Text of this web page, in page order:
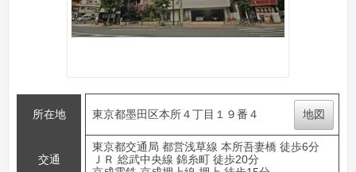
所在地 東京都墨田区本所４丁目１９番４ 地図
交通
東京都交通局 都営浅草線 本所吾妻橋 徒歩6分
ＪＲ 総武中央線 錦糸町 徒歩20分